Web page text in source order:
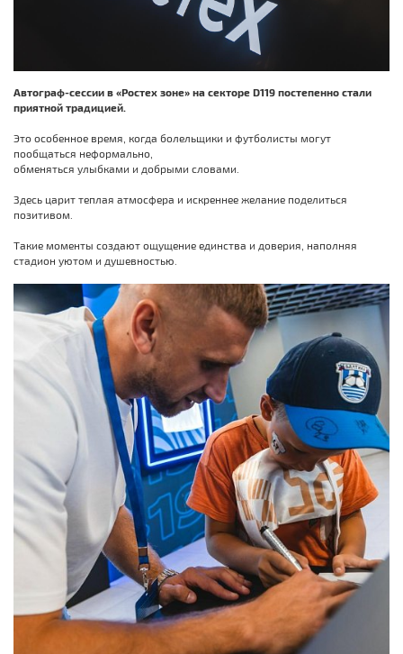
Автограф-сессии в «Ростех зоне» на секторе D119 постепенно стали
приятной традицией.
Это особенное время, когда болельщики и футболисты могут
пообщаться неформально,
обменяться улыбками и добрыми словами.
Здесь царит теплая атмосфера и искреннее желание поделиться
позитивом.
Такие моменты создают ощущение единства и доверия, наполняя
стадион уютом и душевностью.